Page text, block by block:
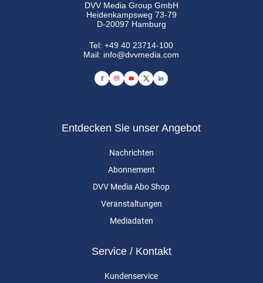
DVV Media Group GmbH
Heidenkampsweg 73-79
D-20097 Hamburg
Tel:+49 40 23714-100
Mail: info@dvvmedia.com
Entdecken Sie unser Angebot
Nachrichten
Abonnement
DVV Media Abo Shop
Veranstaltungen
Mediadaten
Service / Kontakt
Kundenservice